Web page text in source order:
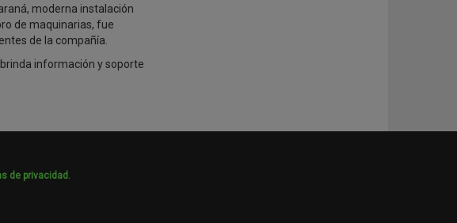
moderna instalación
de maquinarias, fue
de la compañía.
información y soporte
de privacidad.